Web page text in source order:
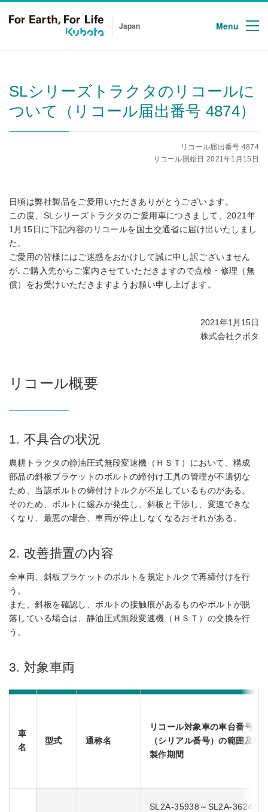
Japan Menu
SLシリーズトラクタのリコールに
ついて（リコール届出番号 4874）
リコール届出番号 4874
リコール開始日 2021年1月15日
日頃は弊社製品をご愛用いただきありがとうございます。
この度、SLシリーズトラクタのご愛用車につきまして、2021年
1月15日に下記内容のリコールを国土交通省に届け出いたしまし
た。
ご愛用の皆様にはご迷惑をおかけして誠に申し訳ございません
が､ご購入先からご案内させていただきますので点検・修理（無
償）をお受けいただきますようお願い申し上げます。
2021年1月15日
株式会社クボタ
リコール概要
1. 不具合の状況
農耕トラクタの静油圧式無段変速機（ＨＳＴ）において、構成
部品の斜板ブラケットのボルトの締付け工具の管理が不適切な
ため、当該ボルトの締付けトルクが不足しているものがある。
そのため、ボルトに緩みが発生し、斜板と干渉し、変速できな
くなり、最悪の場合、車両が停止しなくなるおそれがある。
2. 改善措置の内容
全車両、斜板ブラケットのボルトを規定トルクで再締付けを行
う。
また、斜板を確認し、ボルトの接触痕があるものやボルトが脱
落している場合は、静油圧式無段変速機（ＨＳＴ）の交換を行
う。
3. 対象車両
車
名
型式 通称名
リコール対象車の車台番号
（シリアル番号）の範囲及び
製作期間
SL2A-35938～SL2A-36247